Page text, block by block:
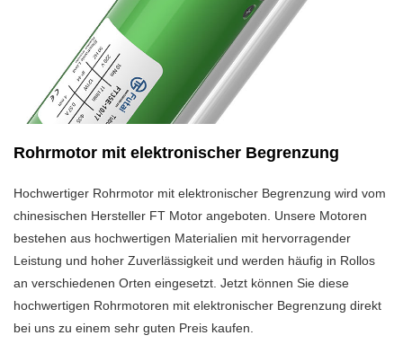
Rohrmotor mit elektronischer Begrenzung
Hochwertiger Rohrmotor mit elektronischer Begrenzung wird vom
chinesischen Hersteller FT Motor angeboten. Unsere Motoren
bestehen aus hochwertigen Materialien mit hervorragender
Leistung und hoher Zuverlässigkeit und werden häufig in Rollos
an verschiedenen Orten eingesetzt. Jetzt können Sie diese
hochwertigen Rohrmotoren mit elektronischer Begrenzung direkt
bei uns zu einem sehr guten Preis kaufen.